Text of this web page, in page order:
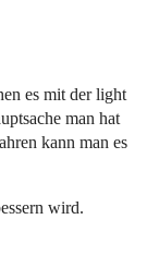
es mit der light
man hat
kann man es
wird.